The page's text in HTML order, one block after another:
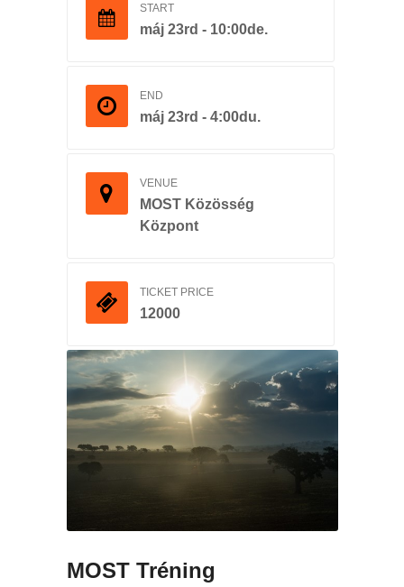
START
máj 23rd - 10:00de.
END
máj 23rd - 4:00du.
VENUE
MOST Közösség
Központ
TICKET PRICE
12000
MOST Tréning